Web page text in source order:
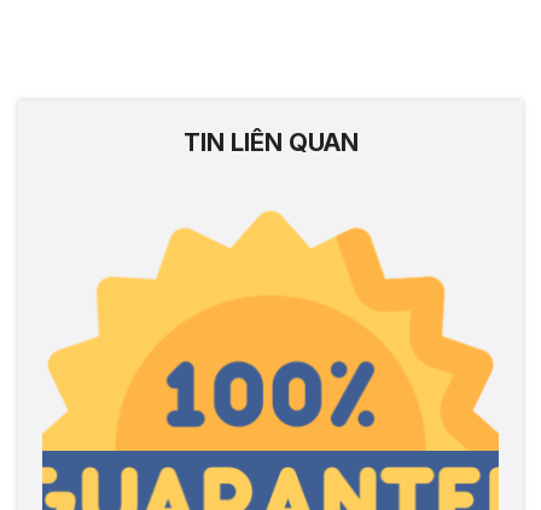
TIN LIÊN QUAN